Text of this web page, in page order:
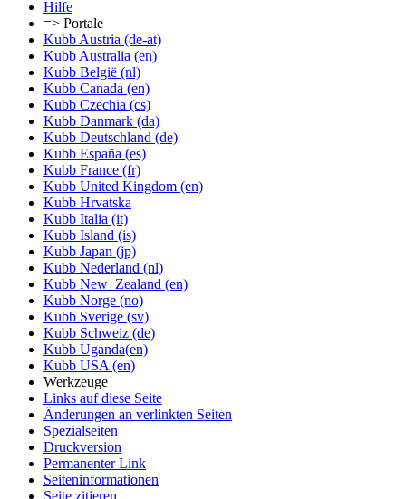
Hilfe
=> Portale
Kubb Austria (de-at)
Kubb Australia (en)
Kubb België (nl)
Kubb Canada (en)
Kubb Czechia (cs)
Kubb Danmark (da)
Kubb Deutschland (de)
Kubb España (es)
Kubb France (fr)
Kubb United Kingdom (en)
Kubb Hrvatska
Kubb Italia (it)
Kubb Island (is)
Kubb Japan (jp)
Kubb Nederland (nl)
Kubb New_Zealand (en)
Kubb Norge (no)
Kubb Sverige (sv)
Kubb Schweiz (de)
Kubb Uganda(en)
Kubb USA (en)
Werkzeuge
Links auf diese Seite
Änderungen an verlinkten Seiten
Spezialseiten
Druckversion
Permanenter Link
Seiten­informationen